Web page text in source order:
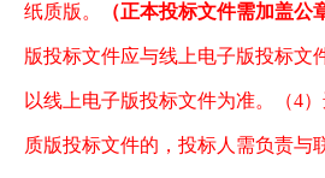
纸质版。 （正本投标文件需加盖公
版投标文件应与线上电子版投标文
以线上电子版投标文件为准。（4
质版投标文件的，投标人需负责与